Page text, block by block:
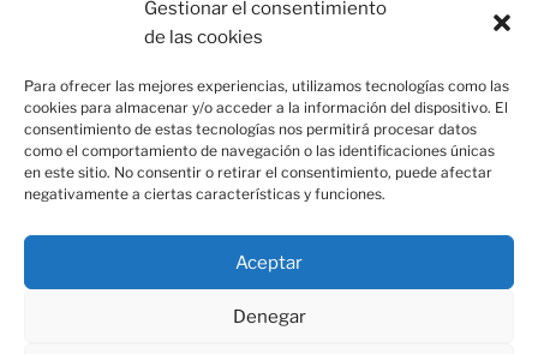
Gestionar el consentimiento
de las cookies
Para ofrecer las mejores experiencias, utilizamos tecnologías como las
cookies para almacenar y/o acceder a la información del dispositivo. El
consentimiento de estas tecnologías nos permitirá procesar datos
como el comportamiento de navegación o las identificaciones únicas
en este sitio. No consentir o retirar el consentimiento, puede afectar
negativamente a ciertas características y funciones.
Aceptar
Denegar
Política de cookies
© 2019 Fundación Magtel.
CONTACTO
fundacion@magtel.es
Parque Empresarial Las Quemadas
C/Gabriel Ramos Bejarano, 114
14014 Córdoba